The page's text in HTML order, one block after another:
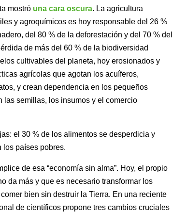
mostró una cara oscura. La agricultura
y agroquímicos es hoy responsable del 26 %
del 80 % de la deforestación y del 70 % del
de más del 60 % de la biodiversidad
cultivables del planeta, hoy erosionados y
agrícolas que agotan los acuíferos,
y crean dependencia en los pequeños
las semillas, los insumos y el comercio
el 30 % de los alimentos se desperdicia y
los países pobres.
de esa “economía sin alma”. Hoy, el propio
da más y que es necesario transformar los
bien sin destruir la Tierra. En una reciente
de científicos propone tres cambios cruciales